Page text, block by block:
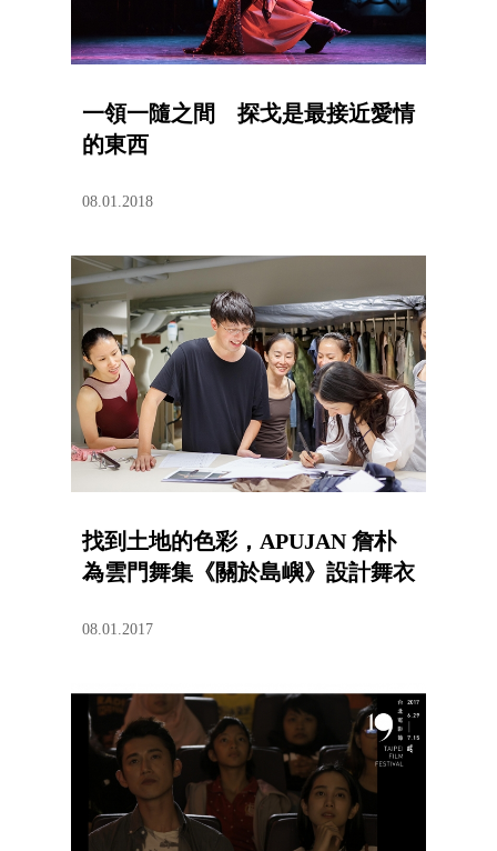
一領一隨之間 探戈是最接近愛情
的東西
08.01.2018
找到土地的色彩，APUJAN 詹朴
為雲門舞集《關於島嶼》設計舞衣
08.01.2017